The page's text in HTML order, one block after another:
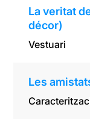
La veritat
décor)
Vestuari
Les